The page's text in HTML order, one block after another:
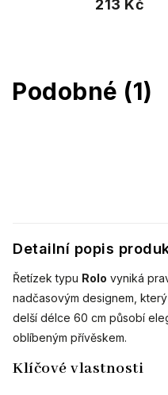
Detailní popis
Řetízek typu Rolo vyniká
nadčasovým designem,
delší délce 60 cm působí
oblíbeným přívěskem.
Klíčové vlastnosti
213 Kč
chirurgické
Podobné (1)